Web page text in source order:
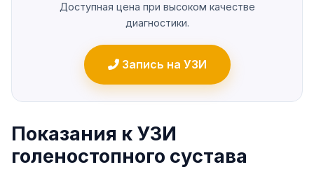
Доступная цена при высоком качестве
диагностики.
Запись на УЗИ
Показания к УЗИ
голеностопного сустава